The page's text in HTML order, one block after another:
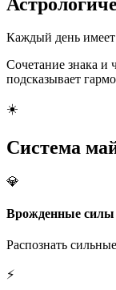
Каждый день имеет
Сочетание знака и
подсказывает
☀️
Система
💎
Врожденные силы
Распознать
⚡